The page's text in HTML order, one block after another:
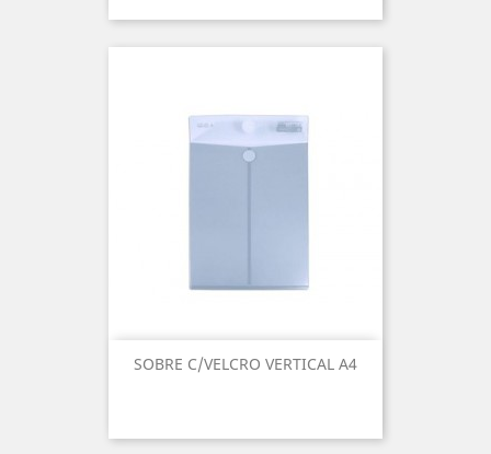
SOBRE C/VELCRO VERTICAL A4